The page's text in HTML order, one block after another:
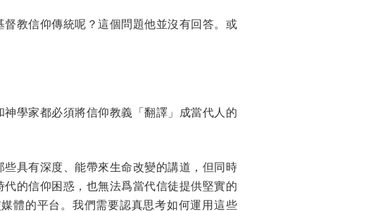
教信仰傳統呢？這個問題他並沒有回答。或
學家都必須將信仰教義「翻譯」成當代人的
具有深度、能帶來生命改變的講道，但同時
的信仰困惑，也無法爲當代信徒提供堅實的
體的平台。我們需要認真思考如何運用這些